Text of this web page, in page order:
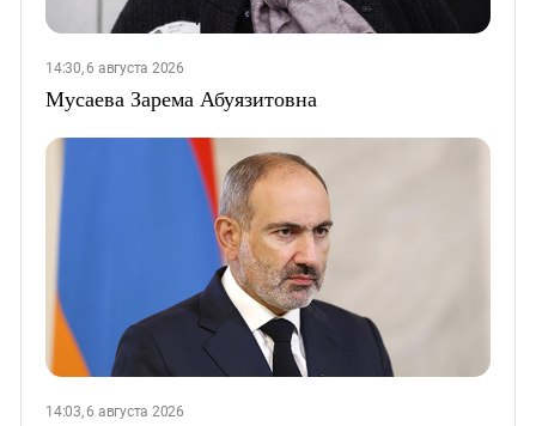
14:30, 6 августа 2026
Мусаева Зарема Абуязитовна
14:03, 6 августа 2026